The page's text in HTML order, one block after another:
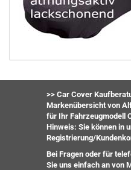
>> Car Cover
Markenübersicht von
für Ihr Fahrzeugmodell
Hinweis: Sie können in
Registrierung/
Bei Fragen oder für
Sie uns einfach an von